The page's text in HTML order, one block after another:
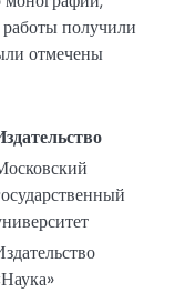
получили
отмечены